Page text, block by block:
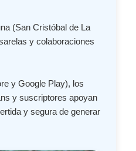
(San Cristóbal de La
y colaboraciones
y Google Play), los
y suscriptores apoyan
y segura de generar